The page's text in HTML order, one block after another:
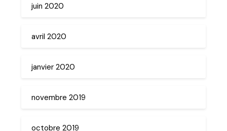
juin 2020
avril 2020
janvier 2020
novembre 2019
octobre 2019